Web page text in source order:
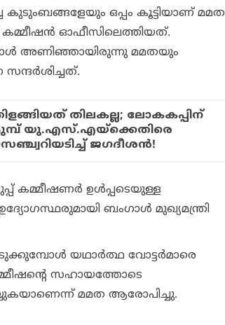
ഒപ്പം കൂട്ടിയാണ് മമത
കമ്മീഷന്‍ ഓഫീസിലെത്തിയത്.
അണിഞ്ഞായിരുന്നു മമതയും
തിലകല്ല; ലോകകപ്പിന്
യു.എസ്.എയ്‌ക്കെതിരെ
ജഗദീശന്‍!
കമ്മീഷണര്‍ ഉള്‍പ്പടെയുള്ള
ബംഗാള്‍ മുഖ്യമന്ത്രി
യഥാര്‍ത്ഥ വോട്ടര്‍മാരെ
സഹായത്തോടെ
മമത ആരോപിച്ചു.